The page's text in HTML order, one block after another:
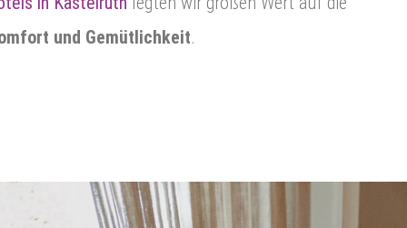
und Gemütlichkeit.